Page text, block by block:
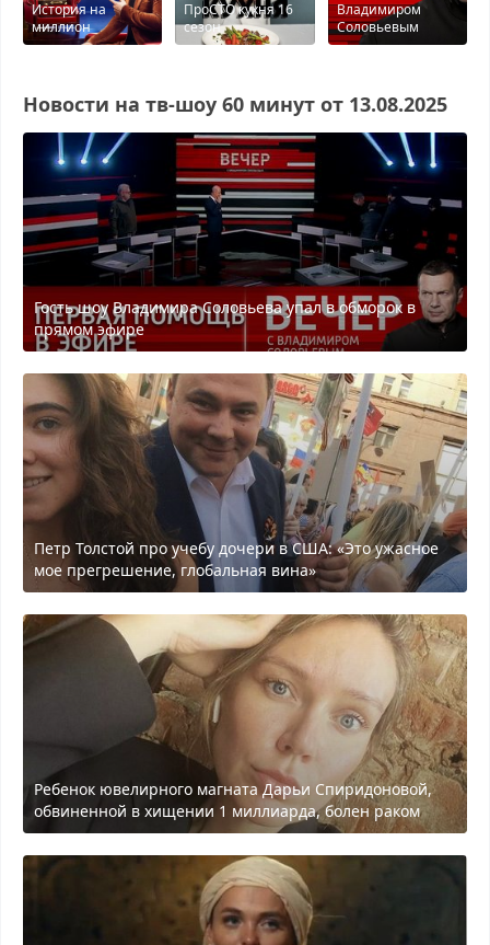
История на
миллион
ПроСТО кухня 16
сезон
Владимиром
Соловьевым
Новости на тв-шоу 60 минyт от 13.08.2025
Гость шоу Владимира Соловьева упал в обморок в
прямом эфире
Петр Толстой про учебу дочери в США: «Это ужасное
мое прегрешение, глобальная вина»
Ребенок ювелирного магната Дарьи Спиридоновой,
обвиненной в хищении 1 миллиарда, болен раком